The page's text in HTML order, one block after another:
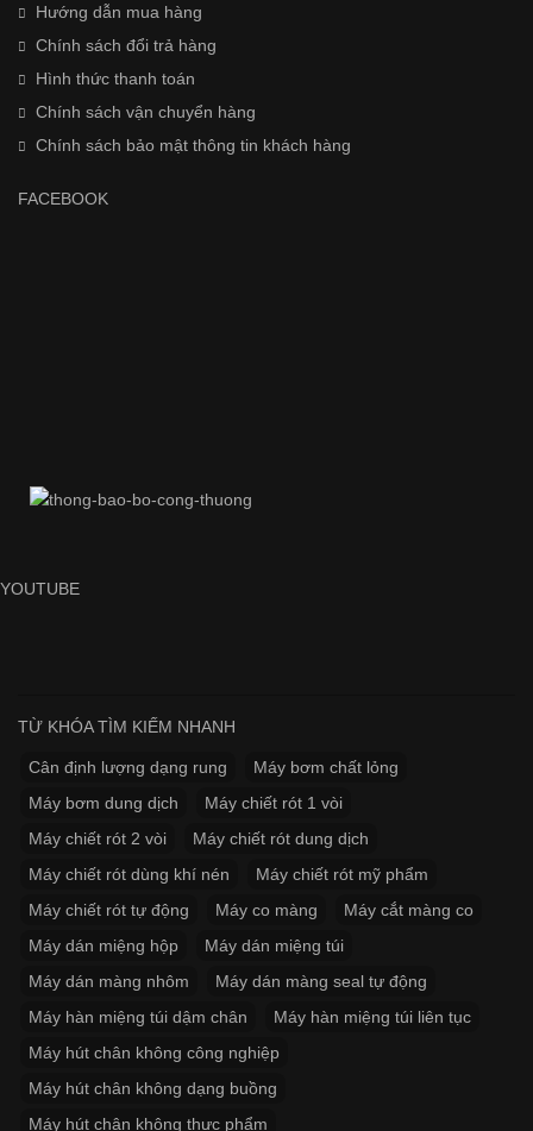
Hướng dẫn mua hàng
Chính sách đổi trả hàng
Hình thức thanh toán
Chính sách vận chuyển hàng
Chính sách bảo mật thông tin khách hàng
FACEBOOK
YOUTUBE
TỪ KHÓA TÌM KIẾM NHANH
Cân định lượng dạng rung
Máy bơm chất lỏng
Máy bơm dung dịch
Máy chiết rót 1 vòi
Máy chiết rót 2 vòi
Máy chiết rót dung dịch
Máy chiết rót dùng khí nén
Máy chiết rót mỹ phẩm
Máy chiết rót tự động
Máy co màng
Máy cắt màng co
Máy dán miệng hộp
Máy dán miệng túi
Máy dán màng nhôm
Máy dán màng seal tự động
Máy hàn miệng túi dậm chân
Máy hàn miệng túi liên tục
Máy hút chân không công nghiệp
Máy hút chân không dạng buồng
Máy hút chân không thực phẩm